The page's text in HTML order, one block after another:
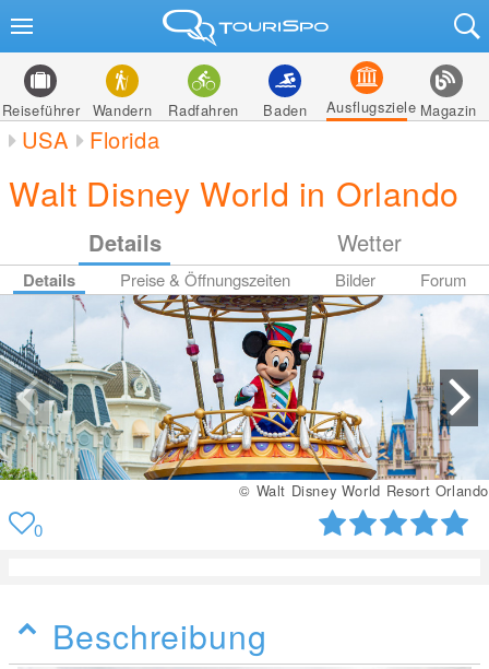
Reiseführer Wandern Radfahren Baden Ausflugsziele Magazin
USA Florida
Walt Disney World in Orlando
Details Wetter
Details Preise & Öffnungszeiten Bilder Forum
© Walt Disney World Resort Orlando
0
Beschreibung